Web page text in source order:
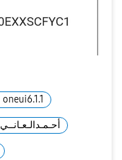
oneui6.1.1
أحـمـدالـعـانــي٢٥